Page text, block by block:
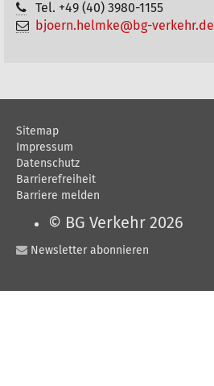
t
n
Tel. +49 (40) 3980-1155
bjoern.helmke@bg-verkehr.de
Sitemap
Impressum
Datenschutz
Barrierefreiheit
Barriere melden
© BG Verkehr 2026
Newsletter abonnieren